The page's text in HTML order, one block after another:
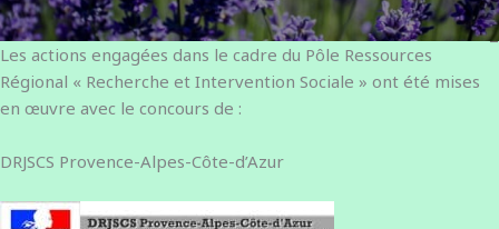
Les actions engagées dans le cadre du Pôle Ressources
Régional « Recherche et Intervention Sociale » ont été mises
en œuvre avec le concours de :
DRJSCS Provence-Alpes-Côte-d’Azur